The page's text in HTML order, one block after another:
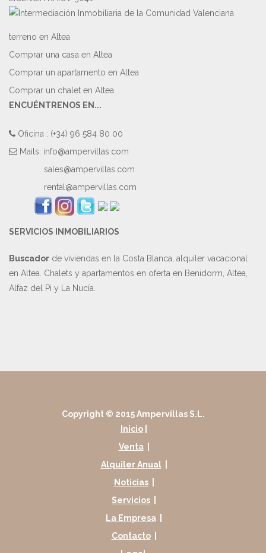
terreno en Altea
Comprar una casa en Altea
Comprar un apartamento en Altea
Comprar un chalet en Altea
ENCUÉNTRENOS EN...
Oficina : (+34) 96 584 80 00
Mails: info@ampervillas.com
sales@ampervillas.com
rental@ampervillas.com
SERVICIOS INMOBILIARIOS
Buscador de viviendas en la Costa Blanca, alquiler vacacional
en Altea. Chalets y apartamentos en oferta en Benidorm, Altea,
Alfaz del Pi y La Nucía.
Copyright © 2015 Ampervillas S.L.
Inicio
Venta
Alquiler Anual
Noticias
Servicios
La Empresa
Contacto